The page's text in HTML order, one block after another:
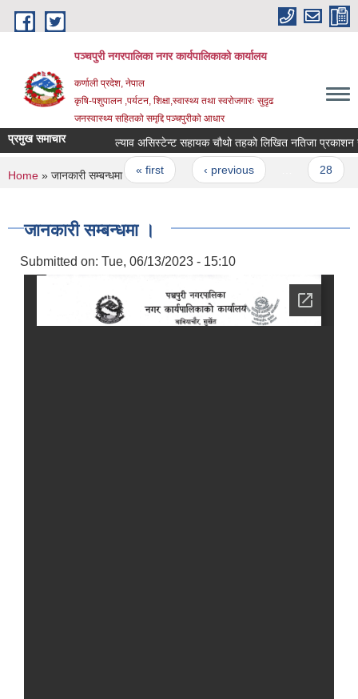
Skip to main content
पञ्चपुरी नगरपालिका नगर कार्यपालिकाको कार्यालय
कर्णाली प्रदेश, नेपाल
कृषि-पशुपालन ,पर्यटन, शिक्षा,स्वास्थ्य तथा स्वरोजगारः सुदृढ
जनस्वास्थ्य सहितको समृद्दि पञ्चपुरीको आधार
प्रमुख समाचार ल्याव असिस्टेन्ट सहायक चौथो तहको लिखित नतिजा प्रकाशन
Pages
« first ‹ previous
You are here
Home » जानकारी सम्बन्धमा ।
जानकारी सम्बन्धमा ।
Submitted on: Tue, 06/13/2023 - 15:10